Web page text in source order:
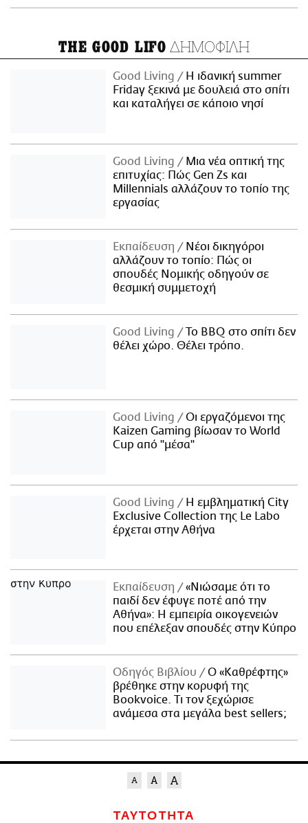
THE GOOD LIFO ΔΗΜΟΦΙΛΗ
Good Living
Η ιδανική summer
Friday ξεκινά με δουλειά στο σπίτι
και καταλήγει σε κάποιο νησί
Good Living
Μια νέα οπτική της
επιτυχίας: Πώς Gen Zs και
Millennials αλλάζουν το τοπίο της
εργασίας
Εκπαίδευση
Νέοι δικηγόροι
αλλάζουν το τοπίο: Πώς οι
σπουδές Νομικής οδηγούν σε
θεσμική συμμετοχή
Good Living
Το BBQ στο σπίτι δεν
θέλει χώρο. Θέλει τρόπο.
Good Living
Οι εργαζόμενοι της
Kaizen Gaming βίωσαν το World
Cup από "μέσα"
Good Living
Η εμβληματική City
Exclusive Collection της Le Labo
έρχεται στην Αθήνα
Εκπαίδευση
«Νιώσαμε ότι το
παιδί δεν έφυγε ποτέ από την
Αθήνα»: Η εμπειρία οικογενειών
που επέλεξαν σπουδές στην Κύπρο
Οδηγός Βιβλίου
Ο «Καθρέφτης»
βρέθηκε στην κορυφή της
Bookvoice. Τι τον ξεχώρισε
ανάμεσα στα μεγάλα best sellers;
ΤΑΥΤΟΤΗΤΑ